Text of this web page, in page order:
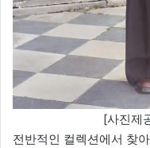
[사진제
전반적인 컬렉션에서 찾